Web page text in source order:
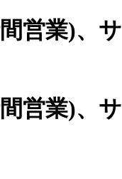
営業)、
営業)、